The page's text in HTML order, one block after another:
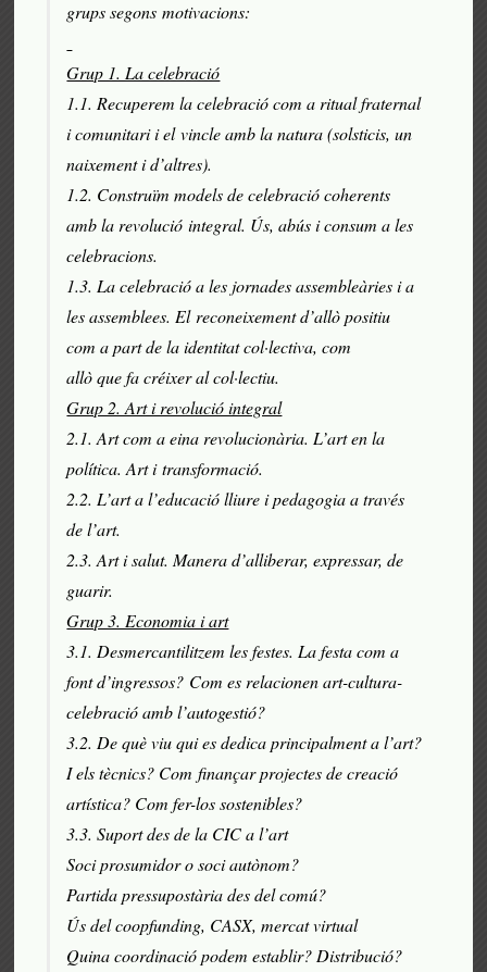
grups segons motivacions:
Grup 1. La celebració
1.1. Recuperem la celebració com a ritual fraternal
i comunitari i el vincle amb la natura (solsticis, un
naixement i d’altres).
1.2. Construïm models de celebració coherents
amb la revolució integral. Ús, abús i consum a les
celebracions.
1.3. La celebració a les jornades assembleàries i a
les assemblees. El reconeixement d’allò positiu
com a part de la identitat col·lectiva, com
allò que fa créixer al col·lectiu.
Grup 2. Art i revolució integral
2.1. Art com a eina revolucionària. L’art en la
política. Art i transformació.
2.2. L’art a l’educació lliure i pedagogia a través
de l’art.
2.3. Art i salut. Manera d’alliberar, expressar, de
guarir.
Grup 3. Economia i art
3.1. Desmercantilitzem les festes. La festa com a
font d’ingressos? Com es relacionen art-cultura-
celebració amb l’autogestió?
3.2. De què viu qui es dedica principalment a l’art?
I els tècnics? Com finançar projectes de creació
artística? Com fer-los sostenibles?
3.3. Suport des de la CIC a l’art
Soci prosumidor o soci autònom?
Partida pressupostària des del comú?
Ús del coopfunding, CASX, mercat virtual
Quina coordinació podem establir? Distribució?